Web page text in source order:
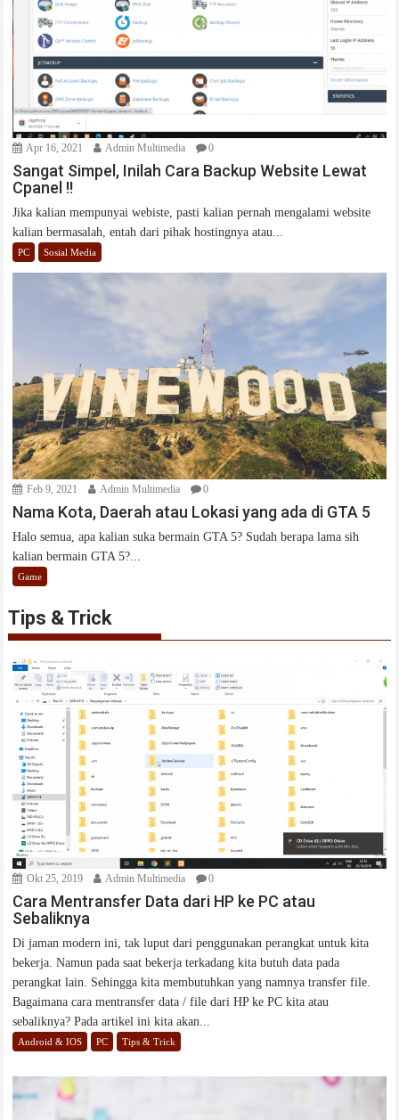
Apr 16, 2021 Admin Multimedia 0
Sangat Simpel, Inilah Cara Backup Website Lewat
Cpanel !!
Jika kalian mempunyai webiste, pasti kalian pernah mengalami website
kalian bermasalah, entah dari pihak hostingnya atau...
PC Sosial Media
Feb 9, 2021 Admin Multimedia 0
Nama Kota, Daerah atau Lokasi yang ada di GTA 5
Halo semua, apa kalian suka bermain GTA 5? Sudah berapa lama sih
kalian bermain GTA 5?...
Game
Tips & Trick
Okt 25, 2019 Admin Multimedia 0
Cara Mentransfer Data dari HP ke PC atau
Sebaliknya
Di jaman modern ini, tak luput dari penggunakan perangkat untuk kita
bekerja. Namun pada saat bekerja terkadang kita butuh data pada
perangkat lain. Sehingga kita membutuhkan yang namnya transfer file.
Bagaimana cara mentransfer data / file dari HP ke PC kita atau
sebaliknya? Pada artikel ini kita akan...
Android & IOS PC Tips & Trick